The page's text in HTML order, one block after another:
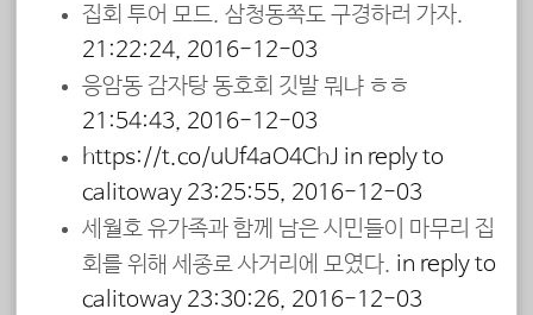
집회 투어 모드. 삼청동쪽도 구경하러 가자.
21:22:24, 2016-12-03
응암동 감자탕 동호회 깃발 뭐냐 ㅎㅎ
21:54:43, 2016-12-03
https://t.co/uUf4aO4ChJ in reply to
calitoway 23:25:55, 2016-12-03
세월호 유가족과 함께 남은 시민들이 마무리 집
회를 위해 세종로 사거리에 모였다. in reply to
calitoway 23:30:26, 2016-12-03